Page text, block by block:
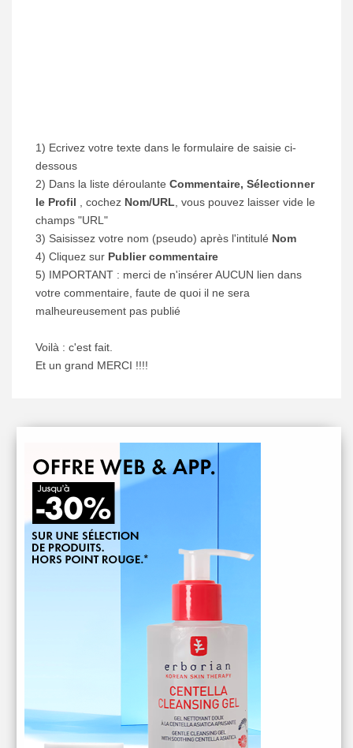
1) Ecrivez votre texte dans le formulaire de saisie ci-
dessous
2) Dans la liste déroulante Commentaire, Sélectionner
le Profil
, cochez Nom/URL , vous pouvez laisser vide le
champs "URL"
3) Saisissez votre nom (pseudo) après l'intitulé Nom
4) Cliquez sur Publier commentaire
5) IMPORTANT : merci de n'insérer AUCUN lien dans
votre commentaire, faute de quoi il ne sera
malheureusement pas publié
Voilà : c'est fait.
Et un grand MERCI !!!!